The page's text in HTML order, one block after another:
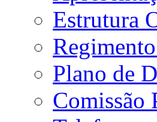
Estrutura
Plano de
Comissão